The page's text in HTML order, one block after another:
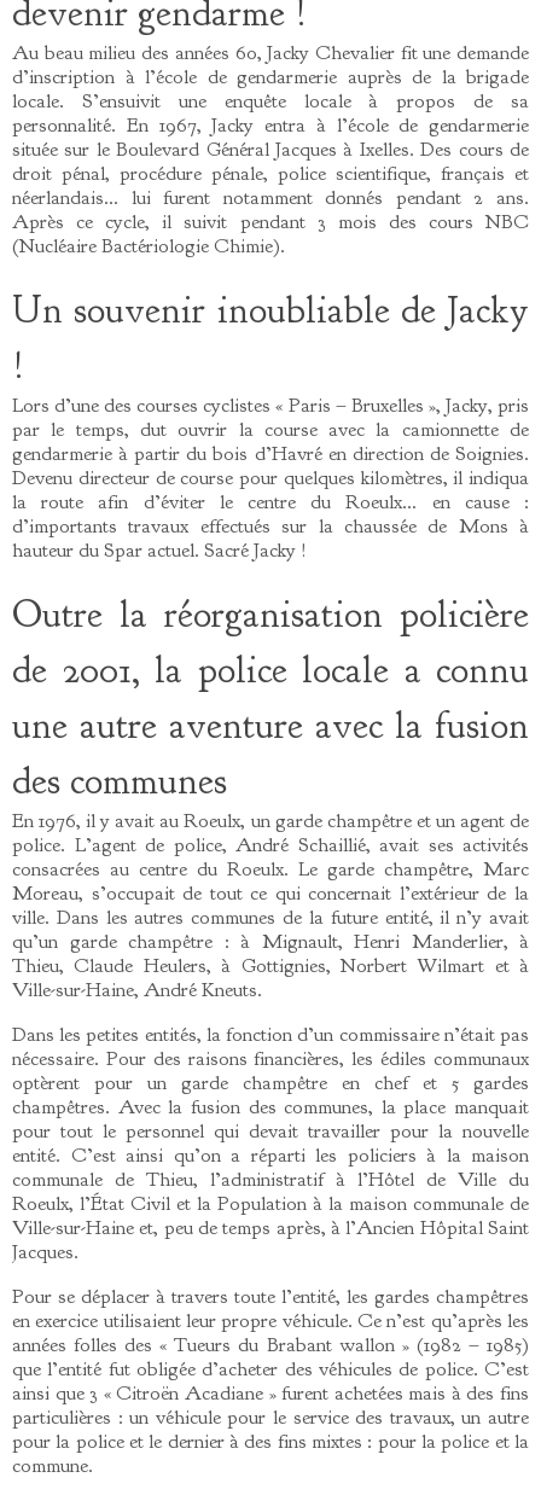
devenir gendarme !
Au beau milieu des années 60, Jacky Chevalier fit une demande
d’inscription à l’école de gendarmerie auprès de la brigade
locale. S’ensuivit une enquête locale à propos de sa
personnalité. En 1967, Jacky entra à l’école de gendarmerie
située sur le Boulevard Général Jacques à Ixelles. Des cours de
droit pénal, procédure pénale, police scientifique, français et
néerlandais… lui furent notamment donnés pendant 2 ans.
Après ce cycle, il suivit pendant 3 mois des cours NBC
(Nucléaire Bactériologie Chimie).
Un souvenir inoubliable de Jacky
!
Lors d’une des courses cyclistes « Paris – Bruxelles », Jacky, pris
par le temps, dut ouvrir la course avec la camionnette de
gendarmerie à partir du bois d’Havré en direction de Soignies.
Devenu directeur de course pour quelques kilomètres, il indiqua
la route afin d’éviter le centre du Roeulx… en cause :
d’importants travaux effectués sur la chaussée de Mons à
hauteur du Spar actuel. Sacré Jacky !
Outre la réorganisation policière
de 2001, la police locale a connu
une autre aventure avec la fusion
des communes
En 1976, il y avait au Roeulx, un garde champêtre et un agent de
police. L’agent de police, André Schaillié, avait ses activités
consacrées au centre du Roeulx. Le garde champêtre, Marc
Moreau, s’occupait de tout ce qui concernait l’extérieur de la
ville. Dans les autres communes de la future entité, il n’y avait
qu’un garde champêtre : à Mignault, Henri Manderlier, à
Thieu, Claude Heulers, à Gottignies, Norbert Wilmart et à
Ville-sur-Haine, André Kneuts.
Dans les petites entités, la fonction d’un commissaire n’était pas
nécessaire. Pour des raisons financières, les édiles communaux
optèrent pour un garde champêtre en chef et 5 gardes
champêtres. Avec la fusion des communes, la place manquait
pour tout le personnel qui devait travailler pour la nouvelle
entité. C’est ainsi qu’on a réparti les policiers à la maison
communale de Thieu, l’administratif à l’Hôtel de Ville du
Roeulx, l’État Civil et la Population à la maison communale de
Ville-sur-Haine et, peu de temps après, à l’Ancien Hôpital Saint
Jacques.
Pour se déplacer à travers toute l’entité, les gardes champêtres
en exercice utilisaient leur propre véhicule. Ce n’est qu’après les
années folles des « Tueurs du Brabant wallon » (1982 – 1985)
que l’entité fut obligée d’acheter des véhicules de police. C’est
ainsi que 3 « Citroën Acadiane » furent achetées mais à des fins
particulières : un véhicule pour le service des travaux, un autre
pour la police et le dernier à des fins mixtes : pour la police et la
commune.